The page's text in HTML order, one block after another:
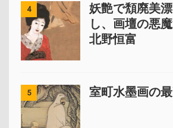
4
妖艶で頽廃美
し、画壇の悪
北野恒富
5 室町水墨画の